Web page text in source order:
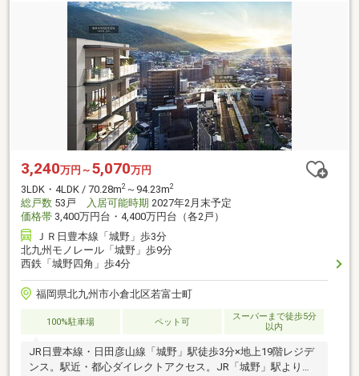
3,240万円～ 5,070万円
3LDK・4LDK / 70.28m2 ～94.23m2
総戸数 53戸 入居可能時期 2027年2月末予定
価格帯 3,400万円台・4,400万円台（各2戸）
ＪＲ日豊本線「城野」歩3分
北九州モノレール「城野」歩9分
西鉄「城野四角」歩4分
福岡県北九州市小倉北区若富士町
100%駐車場 ペット可
スーパーまで徒歩5分
以内
JR日豊本線・日田彦山線「城野」駅徒歩3分×地上19階レジデ
ンス。駅近・都心ダイレクトアクセス。JR「城野」駅より